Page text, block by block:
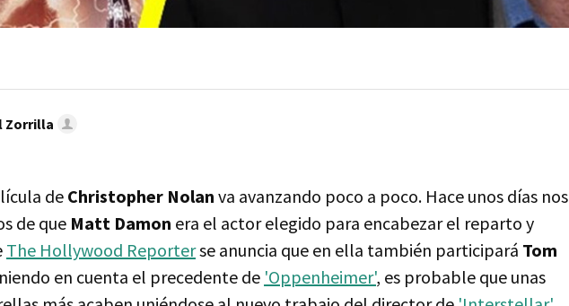
Zorrilla
deChristopher Nolan va avanzando poco a poco. Hace unos días nos
de que Matt Damon era el actor elegido para encabezar el reparto y
The Hollywood Reporterse anuncia que en ella también participará Tom
en cuenta el precedente de 'Oppenheimer', es probable que unas